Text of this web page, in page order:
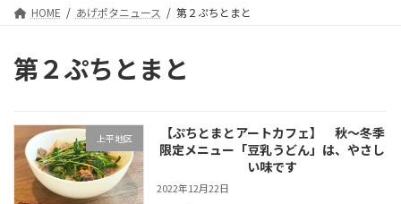
HOME あげポタニュース 第２ぷちとまと
第２ぷちとまと
上平地区
【ぷちとまとアートカフェ】 秋～冬季
限定メニュー「豆乳うどん」は、やさし
い味です
2022年12月22日